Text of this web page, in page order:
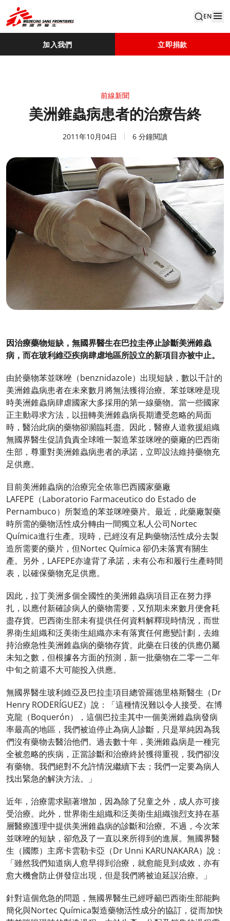
EN
加入我們 立即捐款
前線新聞
美洲錐蟲病患者的治療告終
2011年10月04日 6 分鐘閱讀
因治療藥物短缺，無國界醫生在巴拉圭停止診斷美洲錐蟲
病，而在玻利維亞疾病肆虐地區所設立的新項目亦被中止。
由於藥物苯並咪唑（benznidazole）出現短缺，數以千計的
美洲錐蟲病患者在未來數月將無法獲得治療。苯並咪唑是現
時美洲錐蟲病肆虐國家大多採用的第一線藥物。當一些國家
正主動尋求方法，以扭轉美洲錐蟲病長期遭受忽略的局面
時，醫治此病的藥物卻瀕臨耗盡。因此，醫療人道救援組織
無國界醫生促請負責全球唯一製造苯並咪唑的藥廠的巴西衛
生部，尊重對美洲錐蟲病患者的承諾，立即設法維持藥物充
足供應。
目前美洲錐蟲病的治療完全依靠巴西國家藥廠
LAFEPE（Laboratorio Farmaceutico do Estado de
Pernambuco）所製造的苯並咪唑藥片。最近，此藥廠製藥
時所需的藥物活性成分轉由一間獨立私人公司Nortec
Química進行生產。現時，已經沒有足夠藥物活性成分去製
造所需要的藥片，但Nortec Química 卻仍未落實有關生
產。另外，LAFEPE亦違背了承諾，未有公布和履行生產時間
表，以確保藥物充足供應。
因此，拉丁美洲多個全國性的美洲錐蟲病項目正在努力掙
扎，以應付新確診病人的藥物需要，又預期未來數月便會耗
盡存貨。巴西衛生部未有提供任何資料解釋現時情況，而世
界衛生組織和泛美衛生組織亦未有落實任何應變計劃，去維
持治療急性美洲錐蟲病的藥物存貨。此藥在日後的供應仍屬
未知之數，但根據各方面的預測，新一批藥物在二零一二年
中旬之前還不大可能投入供應。
無國界醫生玻利維亞及巴拉圭項目總管羅德里格斯醫生（Dr
Henry RODERÍGUEZ）說：「這種情況難以令人接受。在博
克龍（Boquerón），這個巴拉圭其中一個美洲錐蟲病發病
率最高的地區，我們被迫停止為病人診斷，只是單純因為我
們沒有藥物去醫治他們。過去數十年，美洲錐蟲病是一種完
全被忽略的疾病，正當診斷和治療終於獲得重視，我們卻沒
有藥物。我們絕對不允許情況繼續下去；我們一定要為病人
找出緊急的解決方法。」
近年，治療需求顯著增加，因為除了兒童之外，成人亦可接
受治療。此外，世界衛生組織和泛美衛生組織強烈支持在基
層醫療護理中提供美洲錐蟲病的診斷和治療。不過，今次苯
並咪唑的短缺，卻危及了一直以來所得到的進展。無國界醫
生（國際）主席卡雲勒卡亞（Dr Unni KARUNAKARA）說：
「雖然我們知道病人愈早得到治療，就愈能見到成效，亦有
愈大機會防止併發症出現，但是我們將被迫延誤治療。」
針對這個危急的問題，無國界醫生已經呼籲巴西衛生部能夠
簡化與Nortec Química製造藥物活性成分的協訂，從而加快